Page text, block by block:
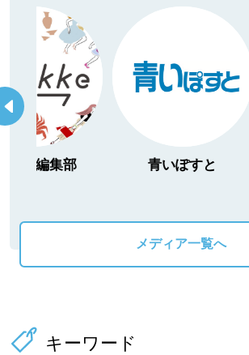
編集部 青いぽすと
メディア一覧へ
キーワード